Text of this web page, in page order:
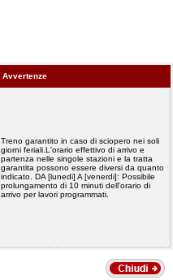
Avvertenze
Treno garantito in caso di sciopero nei soli
giorni feriali.L'orario effettivo di arrivo e
partenza nelle singole stazioni e la tratta
garantita possono essere diversi da quanto
indicato. DA [lunedi] A [venerdi]: Possibile
prolungamento di 10 minuti dell'orario di
arrivo per lavori programmati.